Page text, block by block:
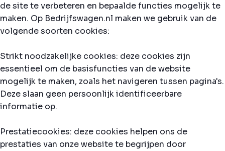
de site te verbeteren en bepaalde functies mogelijk te
maken. Op Bedrijfswagen.nl maken we gebruik van de
volgende soorten cookies:
Strikt noodzakelijke cookies: deze cookies zijn
essentieel om de basisfuncties van de website
mogelijk te maken, zoals het navigeren tussen pagina's.
Deze slaan geen persoonlijk identificeerbare
informatie op.
Prestatiecookies: deze cookies helpen ons de
prestaties van onze website te begrijpen door